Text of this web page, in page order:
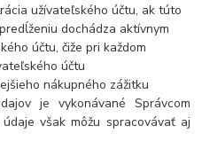
užívateľského účtu, ak túto
dochádza aktívnym
účtu, čiže pri každom
účtu
nákupného zážitku
je vykonávané Správcom
však môžu spracovávať aj